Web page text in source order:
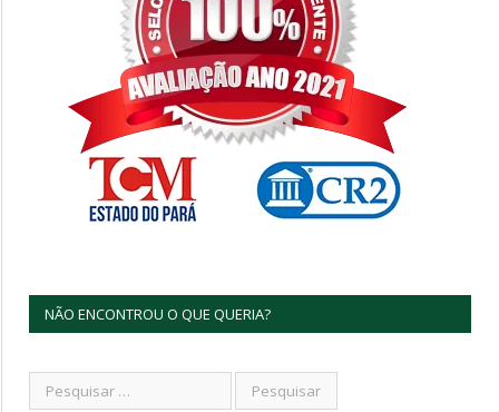
NÃO ENCONTROU O QUE QUERIA?